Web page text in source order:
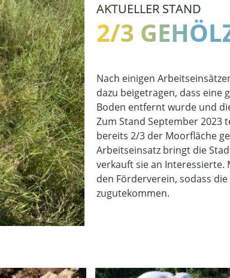
AKTUELLER STAND
2/3
Nach einigen
dazu beigetragen, dass eine
Boden entfernt wurde und
Zum Stand September 2023
bereits 2/3 der Moorfläche
Arbeitseinsatz bringt die
verkauft sie an
den Förderverein, sodass
zugutekommen.